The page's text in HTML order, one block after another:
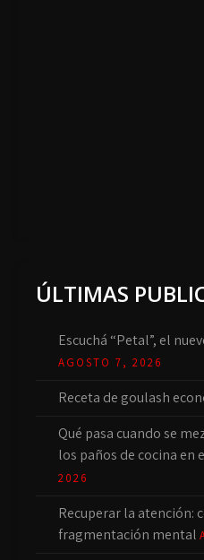
ÚLTIMAS
Escuchá “Petal”, el
AGOSTO 7, 2026
Receta de goulash
Qué pasa cuando se
los paños de cocina en
2026
Recuperar la atención:
fragmentación mental